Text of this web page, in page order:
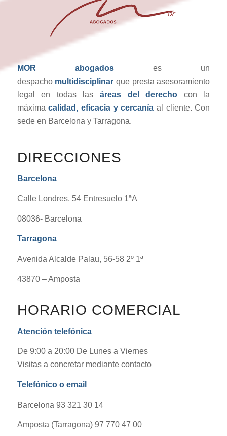
MOR abogadoses un
despacho multidisciplinar que presta asesoramiento
legal en todas las áreas del derecho con la
máximacalidad, eficacia y cercanía al cliente. Con
sede en Barcelona y Tarragona.
DIRECCIONES
Barcelona
Calle Londres, 54 Entresuelo 1ªA
08036- Barcelona
Tarragona
Avenida Alcalde Palau, 56-58 2º 1ª
43870 – Amposta
HORARIO COMERCIAL
Atención telefónica
De 9:00 a 20:00 De Lunes a Viernes
Visitas a concretar mediante contacto
Telefónico o email
Barcelona 93 321 30 14
Amposta (Tarragona) 97 770 47 00